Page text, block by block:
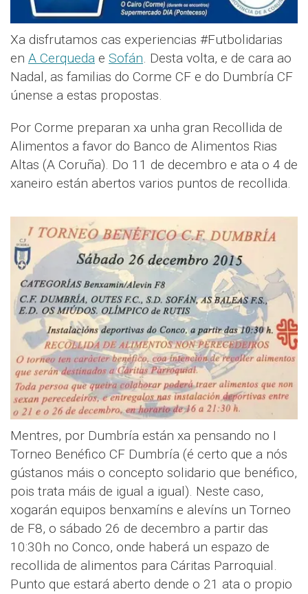
Xa disfrutamos cas experiencias #Futbolidarias
en A Cerqueda e Sofán. Desta volta, e de cara ao
Nadal, as familias do Corme CF e do Dumbría CF
únense a estas propostas.
Por Corme preparan xa unha gran Recollida de
Alimentos a favor do Banco de Alimentos Rias
Altas (A Coruña). Do 11 de decembro e ata o 4 de
xaneiro están abertos varios puntos de recollida.
Mentres, por Dumbría están xa pensando no I
Torneo Benéfico CF Dumbría (é certo que a nós
gústanos máis o concepto solidario que benéfico,
pois trata máis de igual a igual). Neste caso,
xogarán equipos benxamíns e alevíns un Torneo
de F8, o sábado 26 de decembro a partir das
10:30h no Conco, onde haberá un espazo de
recollida de alimentos para Cáritas Parroquial.
Punto que estará aberto dende o 21 ata o propio